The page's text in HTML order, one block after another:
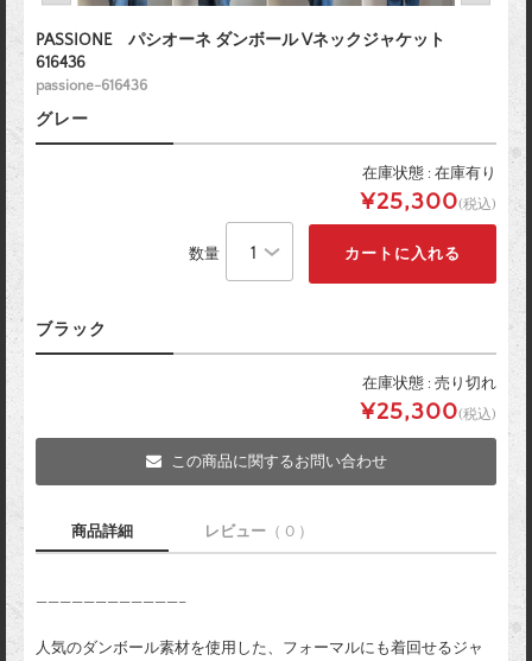
PASSIONE パシオーネ ダンボール Vネックジャケット
616436
passione-616436
グレー
在庫状態 : 在庫有り
¥25,300(税込)
数量
ブラック
在庫状態 : 売り切れ
¥25,300(税込)
この商品に関するお問い合わせ
商品詳細 レビュー （ 0 ）
————————————–
人気のダンボール素材を使用した、フォーマルにも着回せるジャ